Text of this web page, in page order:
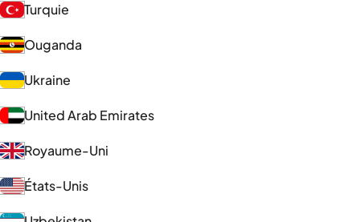
Turquie
Ouganda
Ukraine
United Arab Emirates
Royaume-Uni
États-Unis